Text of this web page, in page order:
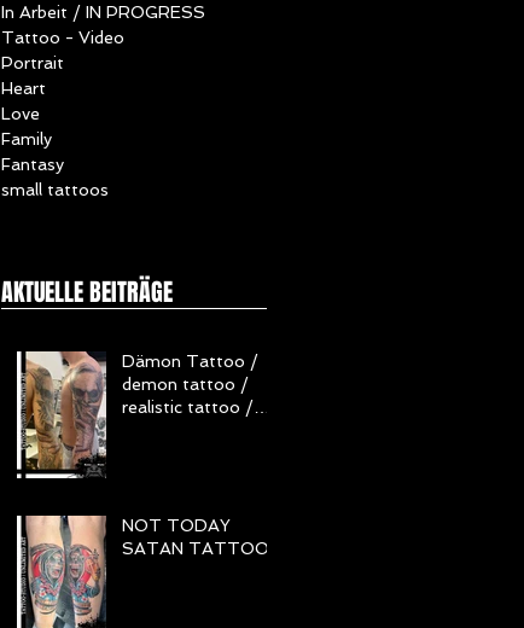
In Arbeit / IN PROGRESS
Tattoo - Video
Portrait
Heart
Love
Family
Fantasy
small tattoos
AKTUELLE BEITRÄGE
Dämon Tattoo /
demon tattoo /
realistic tattoo /
NOT TODAY
SATAN TATTOO